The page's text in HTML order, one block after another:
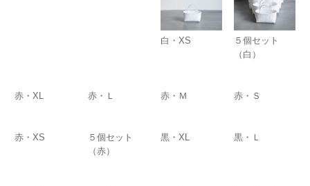
白・XS
５個セット
（白）
赤・XL 赤・Ｌ 赤・Ｍ 赤・Ｓ
赤・XS
５個セット
（赤）
黒・XL 黒・Ｌ